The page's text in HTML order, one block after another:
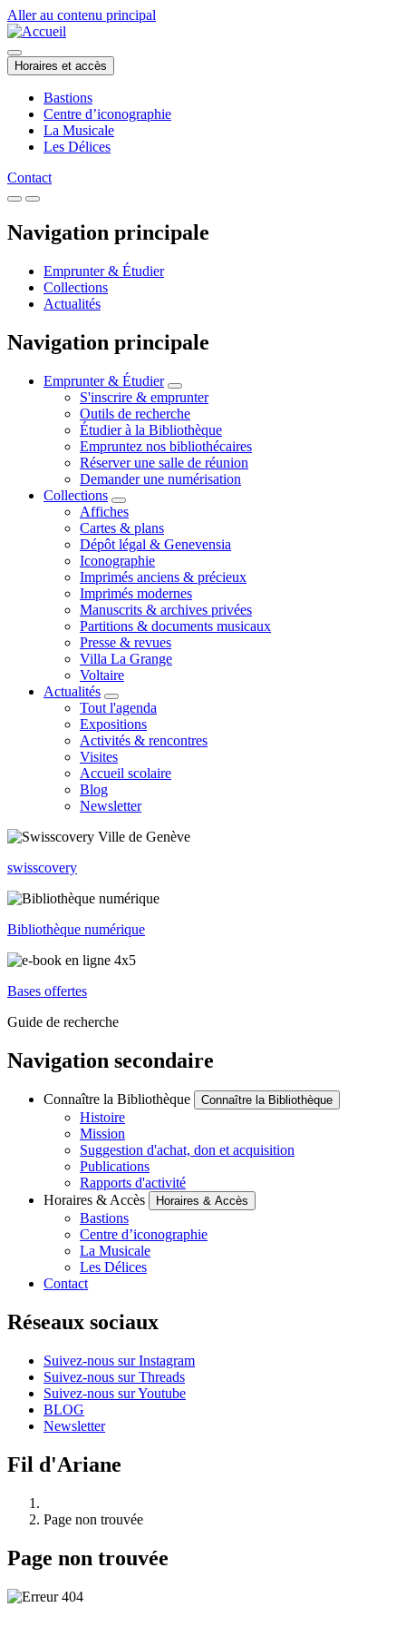
Aller au contenu principal
Horaires et accès
Bastions
Centre d’iconographie
La Musicale
Les Délices
Contact
Navigation principale
Emprunter & Étudier
Collections
Actualités
Navigation principale
Emprunter & Étudier
S'inscrire & emprunter
Outils de recherche
Étudier à la Bibliothèque
Empruntez nos bibliothécaires
Réserver une salle de réunion
Demander une numérisation
Collections
Affiches
Cartes & plans
Dépôt légal & Genevensia
Iconographie
Imprimés anciens & précieux
Imprimés modernes
Manuscrits & archives privées
Partitions & documents musicaux
Presse & revues
Villa La Grange
Voltaire
Actualités
Tout l'agenda
Expositions
Activités & rencontres
Visites
Accueil scolaire
Blog
Newsletter
swisscovery
Bibliothèque numérique
Bases offertes
Guide de recherche
Navigation secondaire
Connaître la Bibliothèque Connaître la Bibliothèque
Histoire
Mission
Suggestion d'achat, don et acquisition
Publications
Rapports d'activité
Horaires & Accès
Horaires & Accès
Bastions
Centre d’iconographie
La Musicale
Les Délices
Contact
Réseaux sociaux
Suivez-nous sur Instagram
Suivez-nous sur Threads
Suivez-nous sur Youtube
BLOG
Newsletter
Fil d'Ariane
Page non trouvée
Page non trouvée